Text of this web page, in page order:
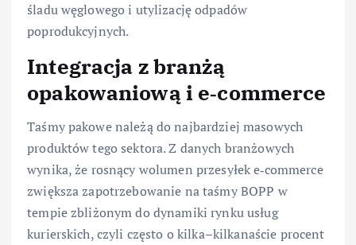
śladu węglowego i utylizację odpadów
poprodukcyjnych.
Integracja z branżą
opakowaniową i e‑commerce
Taśmy pakowe należą do najbardziej masowych
produktów tego sektora. Z danych branżowych
wynika, że rosnący wolumen przesyłek e‑commerce
zwiększa zapotrzebowanie na taśmy BOPP w
tempie zbliżonym do dynamiki rynku usług
kurierskich, czyli często o kilka–kilkanaście procent